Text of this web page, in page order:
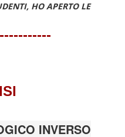
HO APERTO LE
INVERSO